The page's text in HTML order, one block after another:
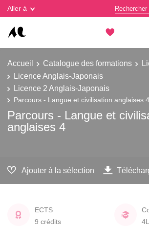
Aller à
Accueil Catalogue des formations
Licence Anglais-Japonais
Licence 2 Anglais-Japonais
Parcours - Langue et civilisation anglaises 4
Parcours - Langue et
anglaises 4
Ajouter à la sélection
ECTS
9 crédits
Gestion des cookies